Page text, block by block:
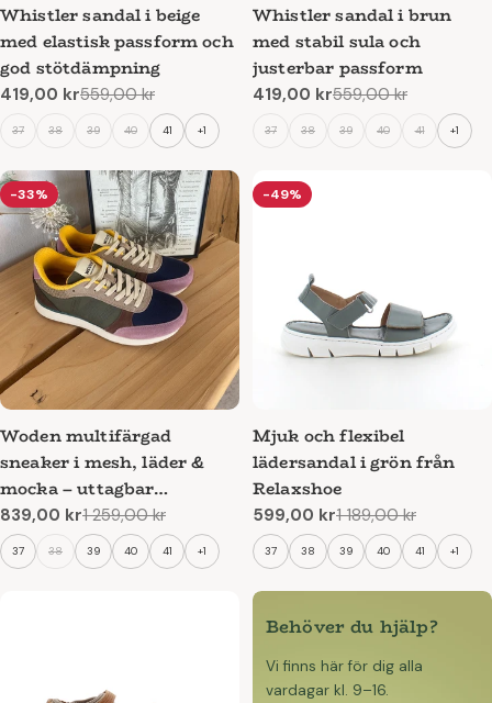
Whistler sandal i beige
med elastisk passform och
god stötdämpning
Reapris
419,00 kr
Ordinarie
pris
559,00 kr
37 38 39 40 41 +1
Whistler sandal i brun
med stabil sula och
justerbar passform
Reapris
419,00 kr
Ordinarie
pris
559,00 kr
37 38 39 40 41 +1
-33%
Woden multifärgad
sneaker i mesh, läder &
mocka – uttagbar
korkinnersula & flexibel
rågummisula
Reapris
839,00 kr
Ordinarie
pris
1 259,00 kr
37 38 39 40 41 +1
-49%
Mjuk och flexibel
lädersandal i grön från
Relaxshoe
Reapris
599,00 kr
Ordinarie
pris
1 189,00 kr
37 38 39 40 41 +1
Behöver du hjälp?
Vi finns här för dig alla
vardagar kl. 9–16.